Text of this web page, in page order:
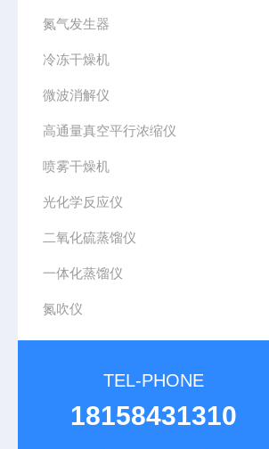
氮气发生器
冷冻干燥机
微波消解仪
高通量真空平行浓缩仪
喷雾干燥机
光化学反应仪
二氧化硫蒸馏仪
一体化蒸馏仪
氮吹仪
TEL-PHONE
18158431310